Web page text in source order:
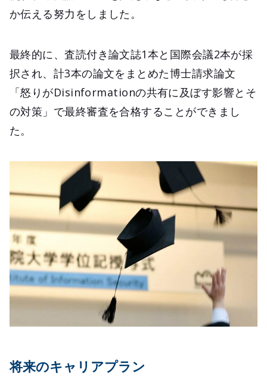
か伝える努力をしました。
最終的に、査読付き論文誌1本と国際会議2本が採
択され、計3本の論文をまとめた博士請求論文
「怒りがDisinformationの共有に及ぼす影響とそ
の対策」で最終審査を合格することができまし
た。
将来のキャリアプラン